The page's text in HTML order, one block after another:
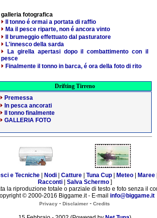
galleria fotografica
Il tonno é ormai a portata di raffio
Ma il pesce riparte, non é ancora vinto
Il brumeggio effettuato dal pasturatore
L'innesco della sarda
La girella apertasi dopo il combattimento con il
pesce
Finalmente il tonno in barca, é ora della foto di rito
Drifting Tirreno
Premessa
In pesca ancorati
Il tonno finalmente
GALLERIA FOTO
e Tecniche Nodi Catture Tuna Cup Meteo Maree
Racconti| Salva Schermo]
la riproduzione totale o parziale di testo e foto senza il
© 2000-2016 Biggame.it - E-mail info@biggame.it
Privacy - Disclaimer - Credits